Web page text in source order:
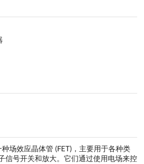
场效应晶体管 (FET)，主要用于各种类
信号开关和放大。它们通过使用电场来控